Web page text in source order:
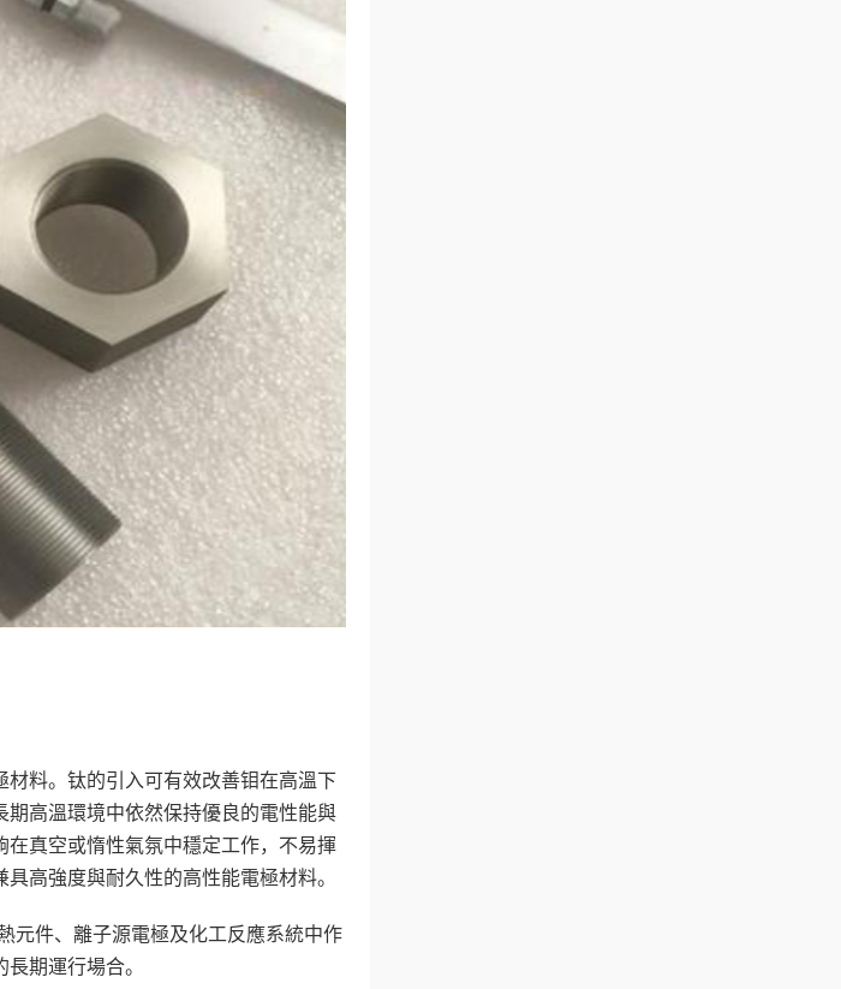
料。钛的引入可有效改善钼在高溫下
高溫環境中依然保持優良的電性能與
真空或惰性氣氛中穩定工作，不易揮
高強度與耐久性的高性能電極材料。
元件、離子源電極及化工反應系統中作
期運行場合。